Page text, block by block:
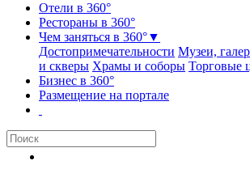
Отели в 360°
Рестораны в 360°
Чем заняться в 360°▼
Достопримечательности Музеи,
и скверы Храмы и соборы Торговые
Бизнес в 360°
Размещение на портале